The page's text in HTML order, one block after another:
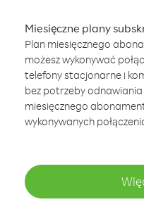
Miesięczne plany
Plan miesięcznego
możesz wykonywać
telefony stacjonarne i
bez potrzeby
miesięcznego
wykonywanych